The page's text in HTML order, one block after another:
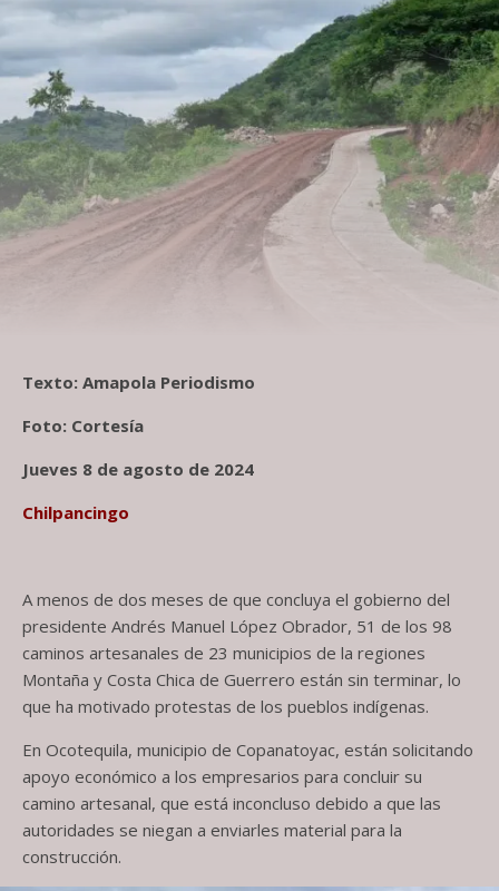
Texto: Amapola Periodismo
Foto: Cortesía
Jueves 8 de agosto de 2024
Chilpancingo
A menos de dos meses de que concluya el gobierno del
presidente Andrés Manuel López Obrador, 51 de los 98
caminos artesanales de 23 municipios de la regiones
Montaña y Costa Chica de Guerrero están sin terminar, lo
que ha motivado protestas de los pueblos indígenas.
En Ocotequila, municipio de Copanatoyac, están solicitando
apoyo económico a los empresarios para concluir su
camino artesanal, que está inconcluso debido a que las
autoridades se niegan a enviarles material para la
construcción.